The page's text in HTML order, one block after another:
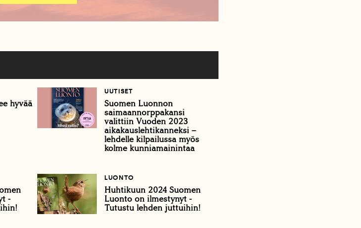
hyvää
UUTISET
Suomen Luonnon
saimaannorppakansi
valittiin Vuoden 2023
aikakauslehtikanneksi –
lehdelle kilpailussa myös
kolme kunniamainintaa
-
LUONTO
Huhtikuun 2024 Suomen
Luonto on ilmestynyt -
Tutustu lehden juttuihin!